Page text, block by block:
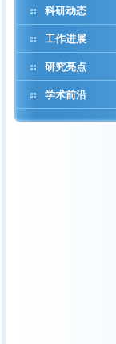
科研动态
工作进展
研究亮点
学术前沿